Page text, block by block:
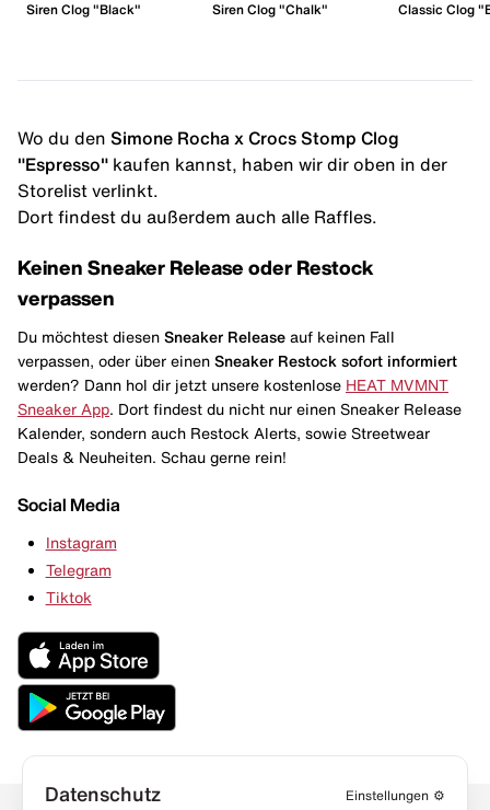
Siren Clog "Black"
Siren Clog "Chalk"
Classic Clog
Wo du den Simone Rocha x Crocs Stomp Clog
"Espresso" kaufen kannst, haben wir dir oben in der
Storelist verlinkt.
Dort findest du außerdem auch alle Raffles.
Keinen Sneaker Release oder Restock
verpassen
Du möchtest diesen Sneaker Release auf keinen Fall
verpassen, oder über einen Sneaker Restock sofort informiert
werden? Dann hol dir jetzt unsere kostenlose HEAT MVMNT
Sneaker App . Dort findest du nicht nur einen Sneaker Release
Kalender, sondern auch Restock Alerts, sowie Streetwear
Deals & Neuheiten. Schau gerne rein!
Social Media
Instagram
Telegram
Tiktok
Datenschutz Einstellungen ⚙️